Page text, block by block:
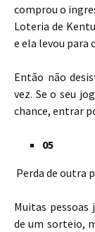
comprou o
Loteria de
e ela levou para
Então não
vez. Se o seu
chance, entrar
05
Perda de outra
Muitas
de um sorteio,